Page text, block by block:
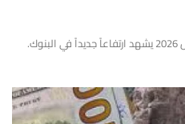
سعر الدولار اليوم في مصر الأحد 26 أبريل 2026 يشهد ارتفاعاً جديداً في البنوك.